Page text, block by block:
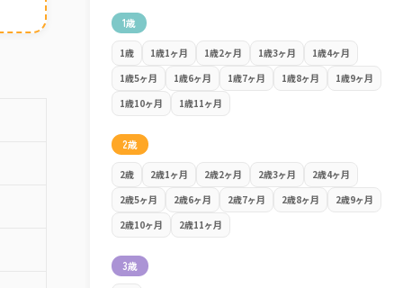
1歳
1歳 1歳1ヶ月 1歳2ヶ月 1歳3ヶ月
1歳4ヶ月
1歳5ヶ月
1歳6ヶ月 1歳7ヶ月 1歳8ヶ月
1歳9ヶ月
1歳10ヶ月
1歳11ヶ月
2歳
2歳 2歳1ヶ月 2歳2ヶ月 2歳3ヶ月
2歳4ヶ月
2歳5ヶ月
2歳6ヶ月 2歳7ヶ月 2歳8ヶ月
2歳9ヶ月
2歳10ヶ月
2歳11ヶ月
3歳